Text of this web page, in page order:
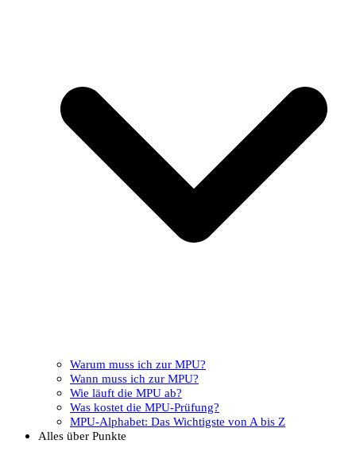
Warum muss ich zur MPU?
Wann muss ich zur MPU?
Wie läuft die MPU ab?
Was kostet die MPU-Prüfung?
MPU-Alphabet: Das Wichtigste von A bis Z
Alles über Punkte